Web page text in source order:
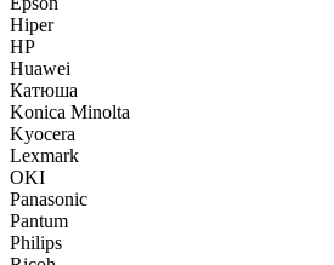
Hiper
HP
Huawei
Катюша
Konica Minolta
Kyocera
Lexmark
OKI
Panasonic
Pantum
Philips